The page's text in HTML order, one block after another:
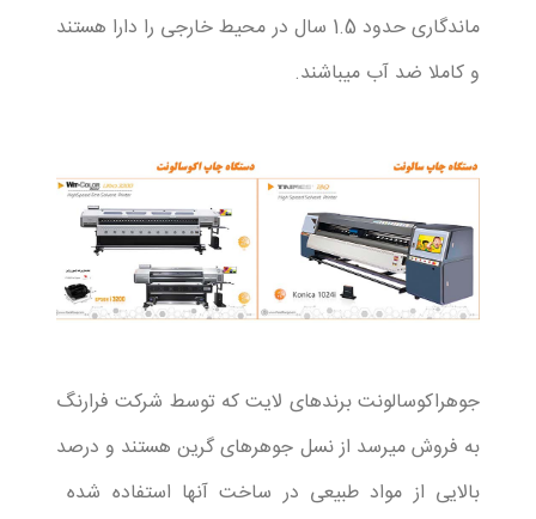
ماندگاری حدود 1.5 سال در محیط خارجی را دارا هستند
و کاملا ضد آب میباشند.
جوهراکوسالونت برندهای لایت که توسط شرکت فرارنگ
به فروش میرسد از نسل جوهرهای گرین هستند و درصد
بالایی از مواد طبیعی در ساخت آنها استفاده شده